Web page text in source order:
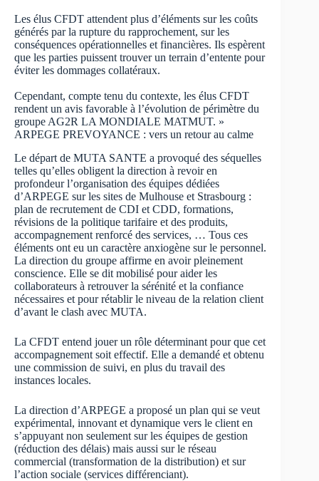
Les élus CFDT attendent plus d’éléments sur les coûts
générés par la rupture du rapprochement, sur les
conséquences opérationnelles et financières. Ils espèrent
que les parties puissent trouver un terrain d’entente pour
éviter les dommages collatéraux.
Cependant, compte tenu du contexte, les élus CFDT
rendent un avis favorable à l’évolution de périmètre du
groupe AG2R LA MONDIALE MATMUT. »
ARPEGE PREVOYANCE : vers un retour au calme
Le départ de MUTA SANTE a provoqué des séquelles
telles qu’elles obligent la direction à revoir en
profondeur l’organisation des équipes dédiées
d’ARPEGE sur les sites de Mulhouse et Strasbourg :
plan de recrutement de CDI et CDD, formations,
révisions de la politique tarifaire et des produits,
accompagnement renforcé des services, … Tous ces
éléments ont eu un caractère anxiogène sur le personnel.
La direction du groupe affirme en avoir pleinement
conscience. Elle se dit mobilisé pour aider les
collaborateurs à retrouver la sérénité et la confiance
nécessaires et pour rétablir le niveau de la relation client
d’avant le clash avec MUTA.
La CFDT entend jouer un rôle déterminant pour que cet
accompagnement soit effectif. Elle a demandé et obtenu
une commission de suivi, en plus du travail des
instances locales.
La direction d’ARPEGE a proposé un plan qui se veut
expérimental, innovant et dynamique vers le client en
s’appuyant non seulement sur les équipes de gestion
(réduction des délais) mais aussi sur le réseau
commercial (transformation de la distribution) et sur
l’action sociale (services différenciant).